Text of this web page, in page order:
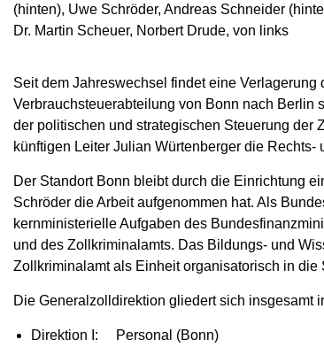
(hinten), Uwe Schröder, Andreas Schneider
Dr. Martin Scheuer, Norbert Drude, von links
Seit dem Jahreswechsel findet eine
Verbrauchsteuerabteilung von Bonn nach Berlin
der politischen und strategischen Steuerung der
künftigen Leiter Julian Würtenberger die
Der Standort Bonn bleibt durch die Einrichtung
Schröder die Arbeit aufgenommen hat. Als
kernministerielle Aufgaben des
und des Zollkriminalamts. Das Bildungs- und
Zollkriminalamt als Einheit organisatorisch in
Die Generalzolldirektion gliedert sich insgesamt
Direktion I: Personal (Bonn)